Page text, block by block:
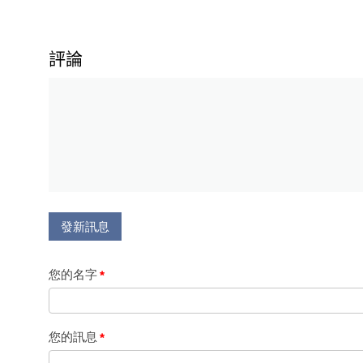
評論
發新訊息
您的名字
您的訊息